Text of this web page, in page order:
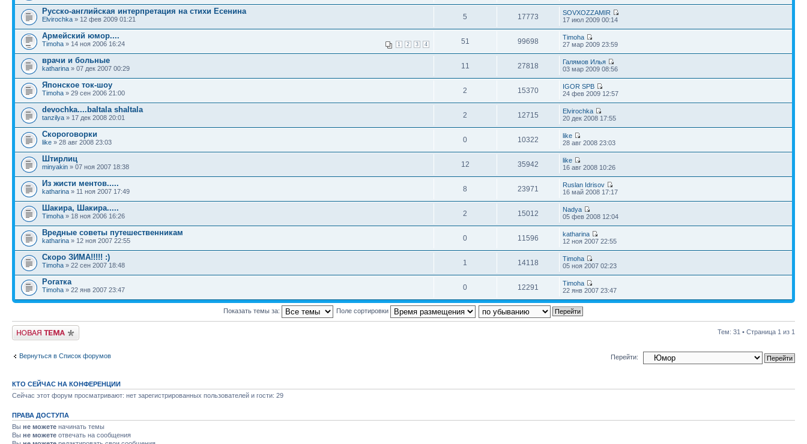
Русско-английская интерпретация на стихи Есенина
Elvirochka » 12 фев 2009 01:21 5 17773
SOVXOZZAMIR
17 июл 2009 00:14
Армейский юмор....
1 2 3 4
Timoha » 14 ноя 2006 16:24 51 99698
Timoha
27 мар 2009 23:59
врачи и больные
katharina » 07 дек 2007 00:29 11 27818
Галямов Илья
03 мар 2009 08:56
Японское ток-шоу
Timoha » 29 сен 2006 21:00 2 15370
IGOR SPB
24 фев 2009 12:57
devochka....baltala shaltala
tanzilya » 17 дек 2008 20:01 2 12715
Elvirochka
20 дек 2008 17:55
Скороговорки
like » 28 авг 2008 23:03 0 10322
like
28 авг 2008 23:03
Штирлиц
minyakin » 07 ноя 2007 18:38 12 35942
like
16 авг 2008 10:26
Из жисти ментов.....
katharina » 11 ноя 2007 17:49 8 23971
Ruslan Idrisov
16 май 2008 17:17
Шакира, Шакира.....
Timoha » 18 ноя 2006 16:26 2 15012
Nadya
05 фев 2008 12:04
Вредные советы путешественникам
katharina » 12 ноя 2007 22:55 0 11596
katharina
12 ноя 2007 22:55
Скоро ЗИМА!!!!! :)
Timoha » 22 сен 2007 18:48 1 14118
Timoha
05 ноя 2007 02:23
Рогатка
Timoha » 22 янв 2007 23:47 0 12291
Timoha
22 янв 2007 23:47
Показать темы за: Поле сортировки
Новая тема Тем: 31 • Страница 1 из 1
Вернуться в Список форумов Перейти:
КТО СЕЙЧАС НА КОНФЕРЕНЦИИ
Сейчас этот форум просматривают: нет зарегистрированных пользователей и гости: 29
ПРАВА ДОСТУПА
Вы не можете начинать темы
Вы не можете отвечать на сообщения